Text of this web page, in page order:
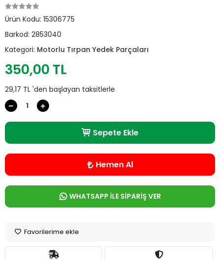
Ürün Kodu: 15306775
Barkod: 2853040
Kategori: Motorlu Tırpan Yedek Parçaları
350,00 TL
29,17 TL 'den başlayan taksitlerle
Sepete Ekle
Hemen Al
WHATSAPP İLE SİPARİŞ VER
Favorilerime ekle